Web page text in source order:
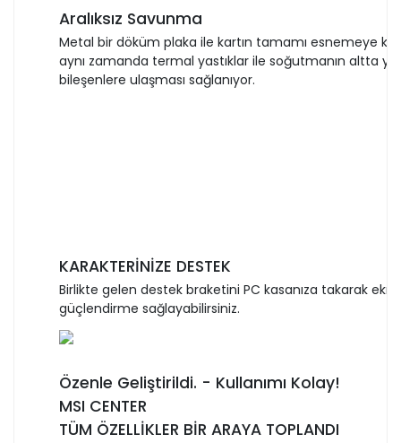
Aralıksız Savunma
Metal bir döküm plaka ile kartın tamamı esnemeye
aynı zamanda termal yastıklar ile soğutmanın altta
bileşenlere ulaşması sağlanıyor.
KARAKTERİNİZE DESTEK
Birlikte gelen destek braketini PC kasanıza takarak
güçlendirme sağlayabilirsiniz.
Özenle Geliştirildi. - Kullanımı Kolay!
MSI CENTER
TÜM ÖZELLİKLER BİR ARAYA TOPLANDI